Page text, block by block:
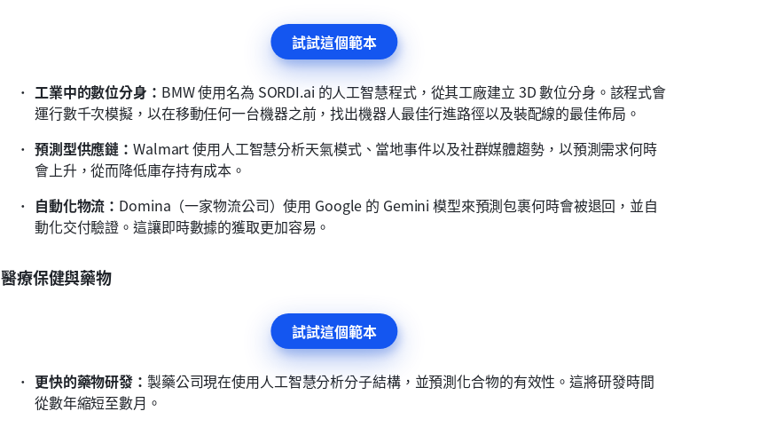
試試這個範本
工業中的數位分身： BMW 使用名為 SORDI.ai 的人工智慧程式，從其工廠建立 3D 數位分身。該程式會
運行數千次模擬，以在移動任何一台機器之前，找出機器人最佳行進路徑以及裝配線的最佳佈局。
預測型供應鏈：Walmart 使用人工智慧分析天氣模式、當地事件以及社群媒體趨勢，以預測需求何時
會上升，從而降低庫存持有成本。
自動化物流： Domina（一家物流公司）使用 Google 的 Gemini 模型來預測包裹何時會被退回，並自
動化交付驗證。這讓即時數據的獲取更加容易。
醫療保健與藥物
試試這個範本
更快的藥物研發： 製藥公司現在使用人工智慧分析分子結構，並預測化合物的有效性。這將研發時間
從數年縮短至數月。